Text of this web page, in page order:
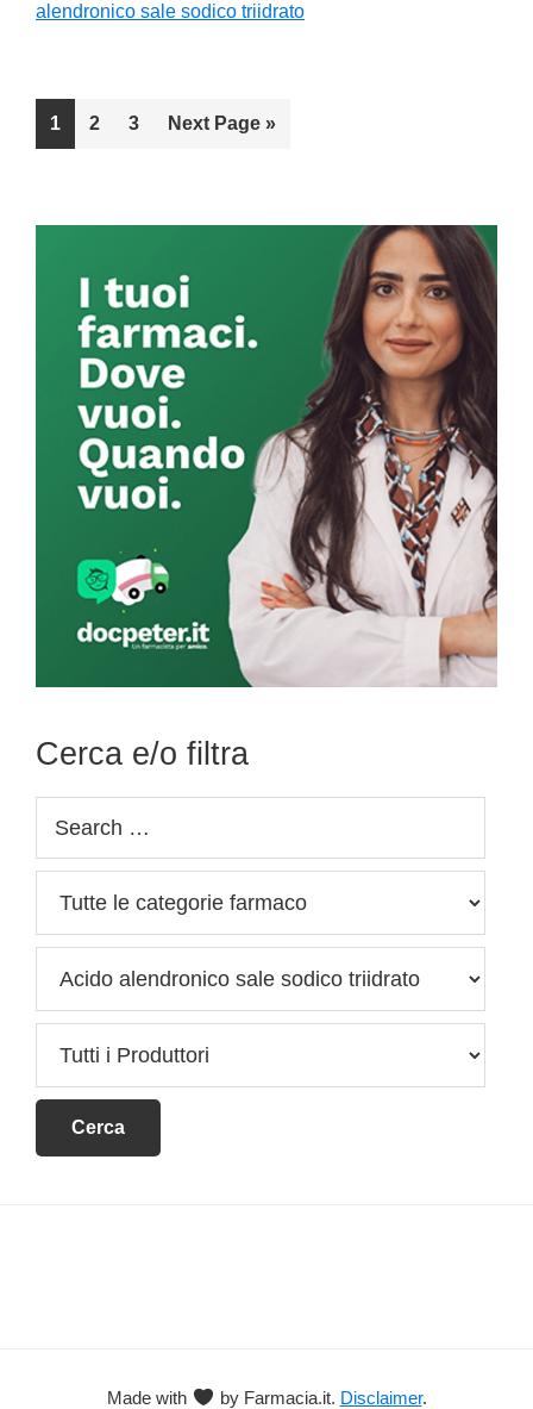
alendronico sale sodico triidrato
Go
to
1
Go
2
Go
3
Go
Next Page »
Sidebar
Cerca e/o filtra
Made with by Farmacia.it. Disclaimer.